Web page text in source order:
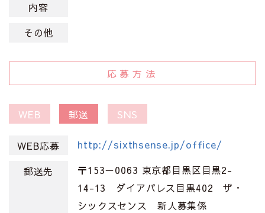
内容
その他
応募方法
WEB 郵送 SNS
WEB応募 http://sixthsense.jp/office/
郵送先
〒153－0063 東京都目黒区目黒2-
14-13 ダイアパレス目黒402 ザ・
シックスセンス 新人募集係